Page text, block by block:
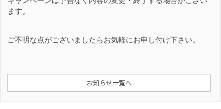
ます。
ご不明な点がございましたらお気軽にお申し付け下さい。
お知らせ一覧へ